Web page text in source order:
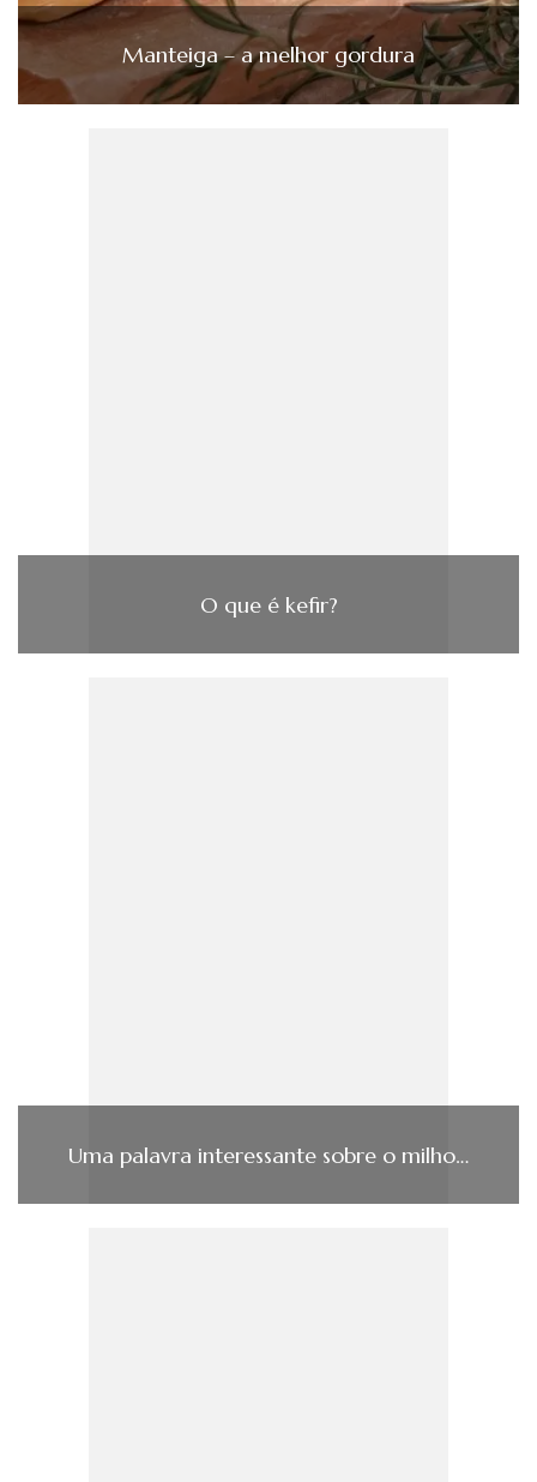
Manteiga – a melhor gordura
O que é kefir?
Uma palavra interessante sobre o milho…